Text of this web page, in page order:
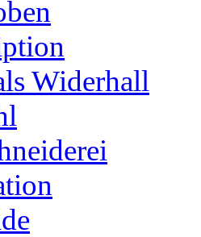
Widerhall